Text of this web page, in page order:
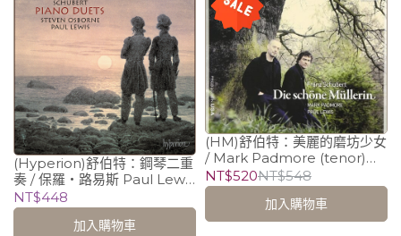
(Hyperion)舒伯特：鋼琴二重
奏 / 保羅‧路易斯 Paul Lewis
(piano)、史蒂芬‧奧斯朋
Steven Osborne (piano)
NT$448
加入購物車
(HM)舒伯特：美麗的磨坊少女
/ Mark Padmore (tenor)、
保羅．路易斯 Paul Lewis
(piano)
NT$520NT$548
加入購物車